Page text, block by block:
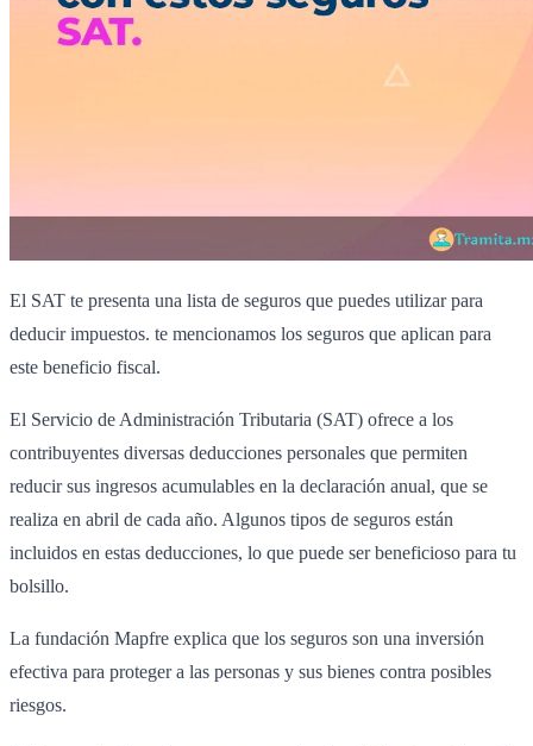
El SAT te presenta una lista de seguros que puedes utilizar para
deducir impuestos. te mencionamos los seguros que aplican para
este beneficio fiscal.
El Servicio de Administración Tributaria (SAT) ofrece a los
contribuyentes diversas deducciones personales que permiten
reducir sus ingresos acumulables en la declaración anual, que se
realiza en abril de cada año. Algunos tipos de seguros están
incluidos en estas deducciones, lo que puede ser beneficioso para tu
bolsillo.
La fundación Mapfre explica que los seguros son una inversión
efectiva para proteger a las personas y sus bienes contra posibles
riesgos.